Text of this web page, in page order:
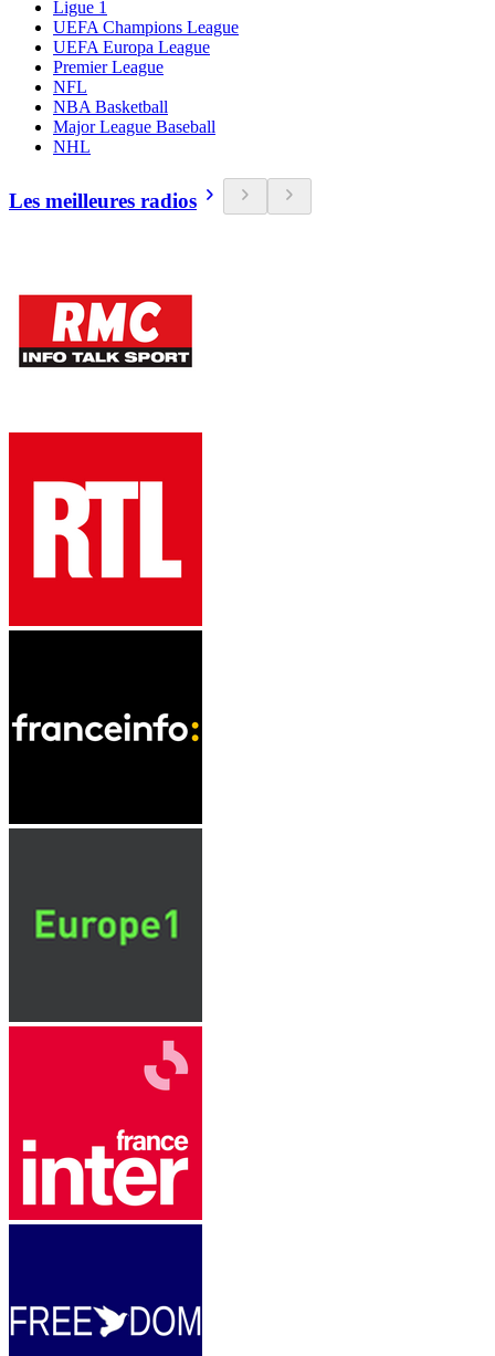
Ligue 1
UEFA Champions League
UEFA Europa League
Premier League
NFL
NBA Basketball
Major League Baseball
NHL
Les meilleures radios